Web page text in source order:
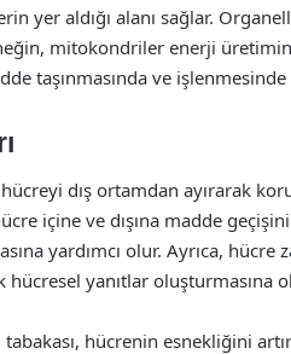
yer aldığı alanı sağlar.
mitokondriler enerji
taşınmasında ve
dış ortamdan ayırarak
içine ve dışına madde
yardımcı olur. Ayrıca, hücre
yanıtlar oluşturmasına
tabakası, hücrenin esnekliğini